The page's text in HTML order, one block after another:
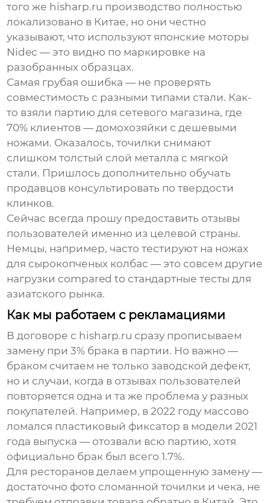
того же hisharp.ru производство полностью
локализовано в Китае, но они честно
указывают, что используют японские моторы
Nidec — это видно по маркировке на
разобранных образцах.
Самая грубая ошибка — не проверять
совместимость с разными типами стали. Как-
то взяли партию для сетевого магазина, где
70% клиентов — домохозяйки с дешевыми
ножами. Оказалось, точилки снимают
слишком толстый слой металла с мягкой
стали. Пришлось дополнительно обучать
продавцов консультировать по твердости
клинков.
Сейчас всегда прошу предоставить отзывы
пользователей именно из целевой страны.
Немцы, например, часто тестируют на ножах
для сырокопченых колбас — это совсем другие
нагрузки compared to стандартные тесты для
азиатского рынка.
Как мы работаем с рекламациями
В договоре с hisharp.ru сразу прописываем
замену при 3% брака в партии. Но важно —
браком считаем не только заводской дефект,
но и случаи, когда в отзывах пользователей
повторяется одна и та же проблема у разных
покупателей. Например, в 2022 году массово
ломался пластиковый фиксатор в модели 2021
года выпуска — отозвали всю партию, хотя
официально брак был всего 1.7%.
Для ресторанов делаем упрощенную замену —
достаточно фото сломанной точилки и чека, не